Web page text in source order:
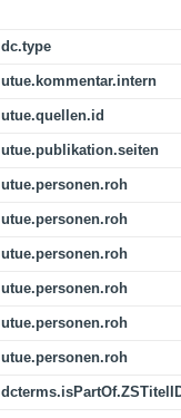
dc.type
utue.kommentar.intern
utue.quellen.id
utue.publikation.seiten
utue.personen.roh
utue.personen.roh
utue.personen.roh
utue.personen.roh
utue.personen.roh
utue.personen.roh